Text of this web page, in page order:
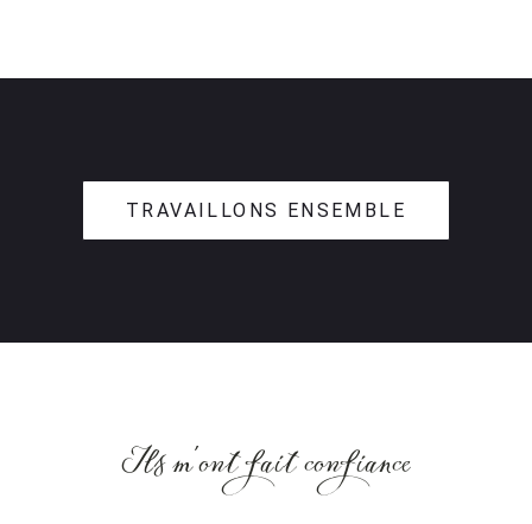
TRAVAILLONS ENSEMBLE
Ils m'ont fait confiance